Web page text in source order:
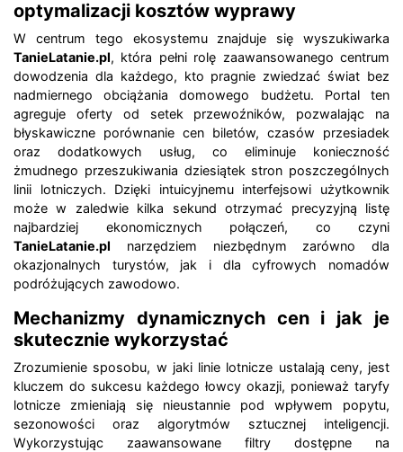
optymalizacji kosztów wyprawy
W centrum tego ekosystemu znajduje się wyszukiwarka
TanieLatanie.pl, która pełni rolę zaawansowanego centrum
dowodzenia dla każdego, kto pragnie zwiedzać świat bez
nadmiernego obciążania domowego budżetu. Portal ten
agreguje oferty od setek przewoźników, pozwalając na
błyskawiczne porównanie cen biletów, czasów przesiadek
oraz dodatkowych usług, co eliminuje konieczność
żmudnego przeszukiwania dziesiątek stron poszczególnych
linii lotniczych. Dzięki intuicyjnemu interfejsowi użytkownik
może w zaledwie kilka sekund otrzymać precyzyjną listę
najbardziej ekonomicznych połączeń, co czyni
TanieLatanie.pl narzędziem niezbędnym zarówno dla
okazjonalnych turystów, jak i dla cyfrowych nomadów
podróżujących zawodowo.
Mechanizmy dynamicznych cen i jak je
skutecznie wykorzystać
Zrozumienie sposobu, w jaki linie lotnicze ustalają ceny, jest
kluczem do sukcesu każdego łowcy okazji, ponieważ taryfy
lotnicze zmieniają się nieustannie pod wpływem popytu,
sezonowości oraz algorytmów sztucznej inteligencji.
Wykorzystując zaawansowane filtry dostępne na